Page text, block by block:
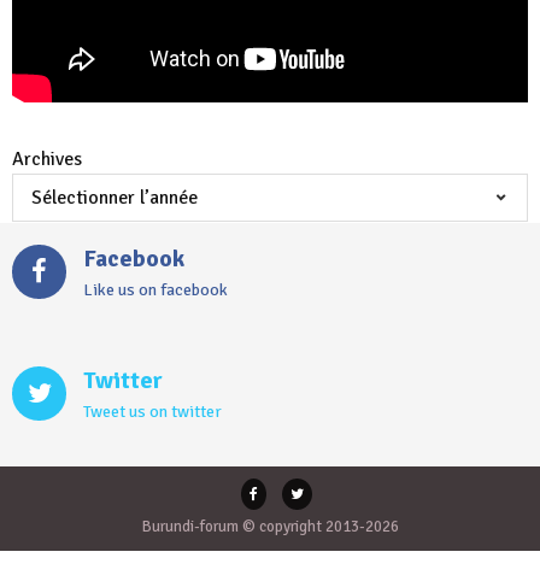
Archives
Facebook
Like us on facebook
Twitter
Tweet us on twitter
Burundi-forum © copyright 2013-2026